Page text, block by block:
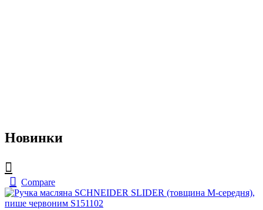
Новинки
Compare